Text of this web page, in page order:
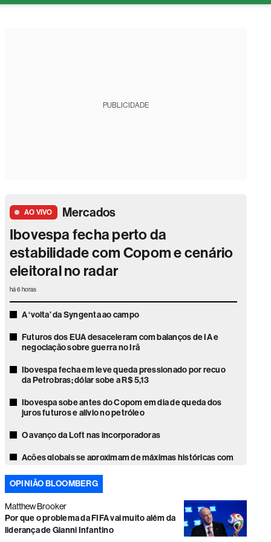
PUBLICIDADE
AO VIVO Mercados
Ibovespa fecha perto da
estabilidade com Copom e cenário
eleitoral no radar
há 6 horas
A ‘volta’ da Syngenta ao campo
Futuros dos EUA desaceleram com balanços de IA e
negociação sobre guerra no Irã
Ibovespa fecha em leve queda pressionado por recuo
da Petrobras; dólar sobe a R$ 5,13
Ibovespa sobe antes do Copom em dia de queda dos
juros futuros e alívio no petróleo
O avanço da Loft nas incorporadoras
Ações globais se aproximam de máximas históricas com
Ações globais sobem com recuo do petróleo e alívio da
pressão sobre mercados
OPINIÃO BLOOMBERG
Matthew Brooker
Por que o problema da FIFA vai muito além da
liderança de Gianni Infantino